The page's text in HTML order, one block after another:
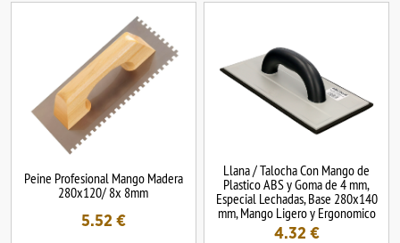
Peine Profesional Mango Madera
280x120/ 8x 8mm
5.52 €
Llana / Talocha Con Mango de
Plastico ABS y Goma de 4 mm,
Especial Lechadas, Base 280x140
mm, Mango Ligero y Ergonomico
4.32 €